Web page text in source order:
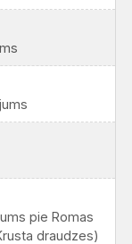
pie Romas
draudzes)